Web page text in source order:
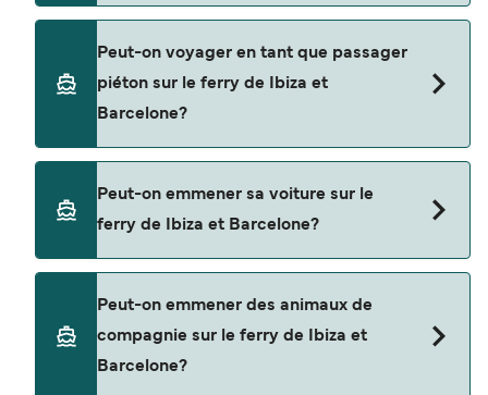
Trasmed GLE
notre page d'offres pour consulter les dernières
promotions disponibles.
Peut-on voyager en tant que passager
piéton sur le ferry de Ibiza et
Barcelone?
piéton de Ibiza à Barcelone avec
Trasmed GLE
Peut-on emmener sa voiture sur le
ferry de Ibiza et Barcelone?
Balearia
Peut-on emmener des animaux de
compagnie sur le ferry de Ibiza et
Barcelone?